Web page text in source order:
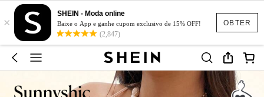
OBTER
×
SHEIN - Moda online
Baixe o App e ganhe cupom exclusivo de 15% OFF!
(2,847)